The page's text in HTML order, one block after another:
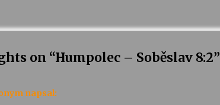
on “Humpolec – Soběslav 8:2”
napsal: